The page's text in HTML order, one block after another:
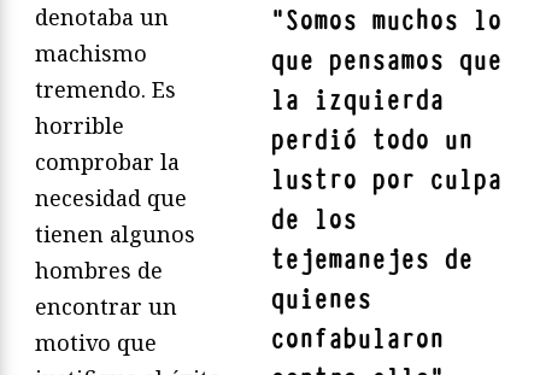
"Somos muchos lo
que pensamos que
la izquierda
perdió todo un
lustro por culpa
de los
tejemanejes de
quienes
confabularon
denotaba un
machismo
tremendo. Es
horrible
comprobar la
necesidad que
tienen algunos
hombres de
encontrar un
motivo que